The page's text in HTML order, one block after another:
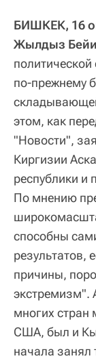
БИШКЕК, 16
Жылдыз
по-прежнему
этом, как
"Новости",
Киргизии
республики и
По мнению
способны
результатов,
причины,
экстремизм".
многих
США, был и
начала занял